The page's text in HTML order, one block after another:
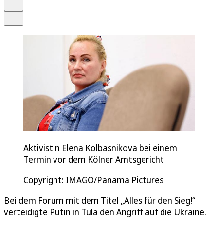
Aktivistin Elena Kolbasnikova bei einem
Termin vor dem Kölner Amtsgericht
Copyright: IMAGO/Panama Pictures
Bei dem Forum mit dem Titel „Alles für den Sieg!“
verteidigte Putin in Tula den Angriff auf die Ukraine.